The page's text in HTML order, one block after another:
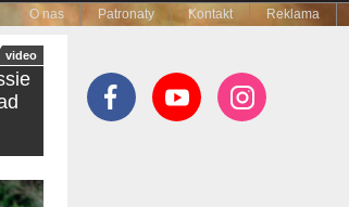
Submenu
O nas Patronaty Kontakt Reklama
video